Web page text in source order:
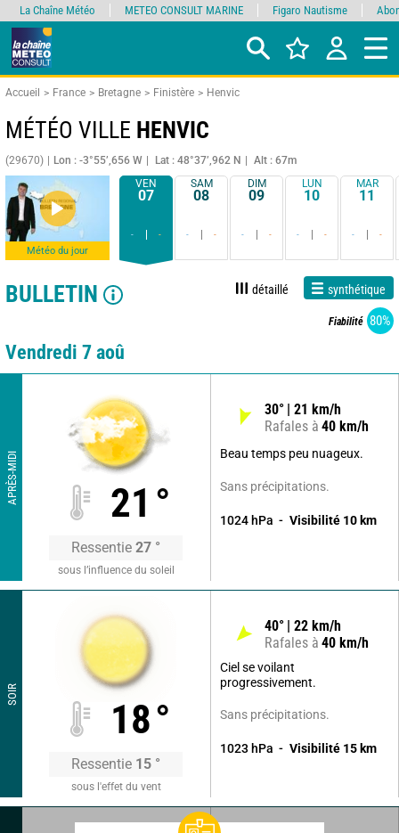
Accueil France Bretagne Finistère Henvic
MÉTÉO VILLE HENVIC
(29670) Lon : -3°55’,656 W Lat : 48°37’,962 N Alt : 67m
Météo du jour
VEN
07
- -
SAM
08
- -
DIM
09
- -
LUN
10
- -
MAR
11
- -
BULLETIN détaillé synthétique
Fiabilité 80%
Vendredi 7 aoû
APRÈS-MIDI 21 °
Ressentie 27 °
sous l’influence du soleil
30° 21 km/h
Rafales à 40 km/h
Beau temps peu nuageux.
Sans précipitations.
1024 hPa Visibilité 10 km
SOIR
18°
Ressentie 15 °
sous l'effet du vent
40° 22 km/h
Rafales à 40 km/h
Ciel se voilant
progressivement.
Sans précipitations.
1023 hPa Visibilité 15 km
La Chaîne Météo METEO CONSULT MARINE Figaro Nautisme